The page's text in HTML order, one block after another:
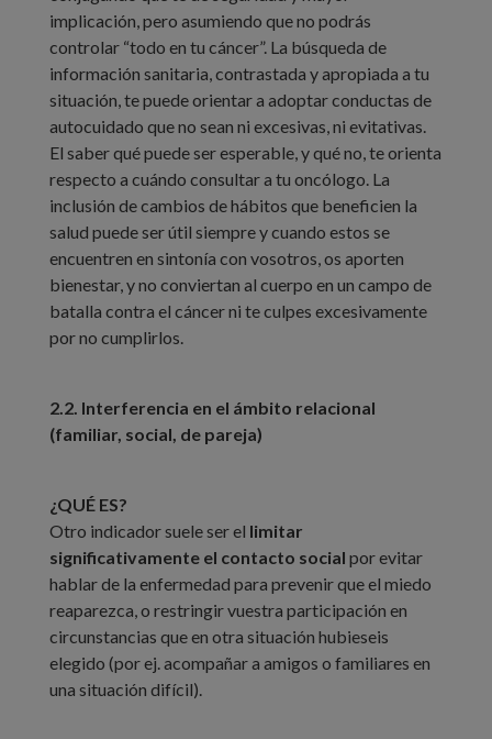
implicación, pero asumiendo que no podrás
controlar “todo en tu cáncer”. La búsqueda de
información sanitaria, contrastada y apropiada a tu
situación, te puede orientar a adoptar conductas de
autocuidado que no sean ni excesivas, ni evitativas.
El saber qué puede ser esperable, y qué no, te orienta
respecto a cuándo consultar a tu oncólogo. La
inclusión de cambios de hábitos que beneficien la
salud puede ser útil siempre y cuando estos se
encuentren en sintonía con vosotros, os aporten
bienestar, y no conviertan al cuerpo en un campo de
batalla contra el cáncer ni te culpes excesivamente
por no cumplirlos.
2.2. Interferencia en el ámbito relacional
(familiar, social, de pareja)
¿QUÉ ES?
Otro indicador suele ser el limitar
significativamente el contacto social por evitar
hablar de la enfermedad para prevenir que el miedo
reaparezca, o restringir vuestra participación en
circunstancias que en otra situación hubieseis
elegido (por ej. acompañar a amigos o familiares en
una situación difícil).